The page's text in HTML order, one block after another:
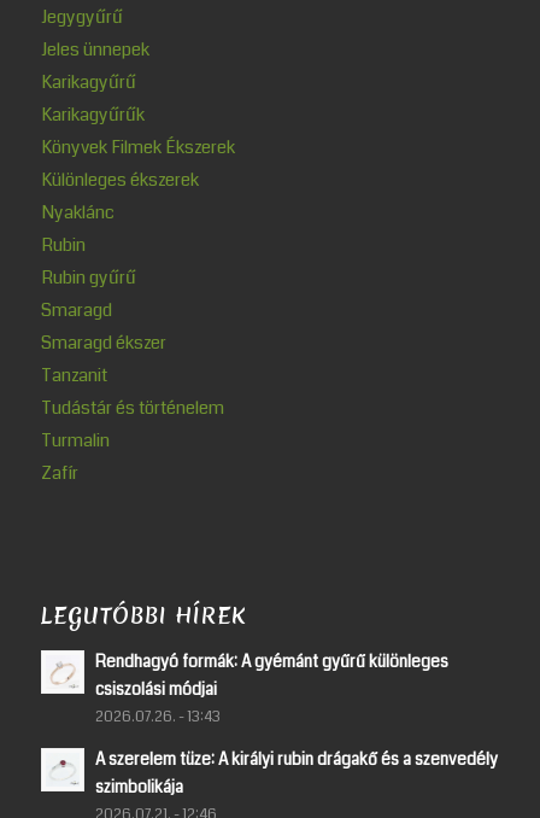
Jegygyűrű
Jeles ünnepek
Karikagyűrű
Karikagyűrűk
Könyvek Filmek Ékszerek
Különleges ékszerek
Nyaklánc
Rubin
Rubin gyűrű
Smaragd
Smaragd ékszer
Tanzanit
Tudástár és történelem
Turmalin
Zafír
LEGUTÓBBI HÍREK
Rendhagyó formák: A gyémánt gyűrű különleges
csiszolási módjai
2026.07.26. - 13:43
A szerelem tüze: A királyi rubin drágakő és a szenvedély
szimbolikája